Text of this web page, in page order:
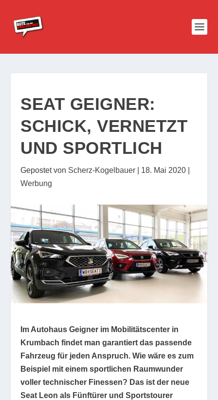
SEAT GEIGNER:
SCHICK, VERNETZT
UND SPORTLICH
Gepostet von Scherz-Kogelbauer 18. Mai 2020
Werbung
Im Autohaus Geigner im Mobilitätscenter in
Krumbach findet man garantiert das passende
Fahrzeug für jeden Anspruch. Wie wäre es zum
Beispiel mit einem sportlichen Raumwunder
voller technischer Finessen? Das ist der neue
Seat Leon als Fünftürer und Sportstourer